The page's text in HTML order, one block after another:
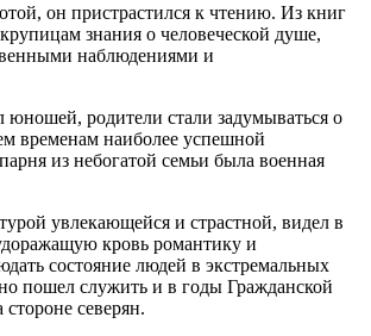
он пристрастился к чтению. Из книг
знания о человеческой душе,
наблюдениями и
юношей, родители стали задумываться о
временам наиболее успешной
из небогатой семьи была военная
увлекающейся и страстной, видел в
кровь романтику и
состояние людей в экстремальных
пошел служить и в годы Гражданской
северян.